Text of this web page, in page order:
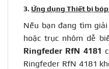
3. Ứng dụng Thiết bị
Nếu bạn đang tìm
hoặc trục nhôm dễ
Ringfeder RfN 4181
Ringfeder RfN 4181